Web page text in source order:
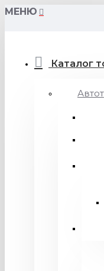
МЕНЮ
Каталог